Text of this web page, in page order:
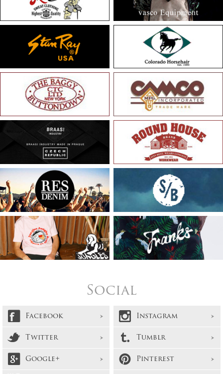
Social
Facebook
Instagram
Twitter
Tumblr
Google+
Pinterest